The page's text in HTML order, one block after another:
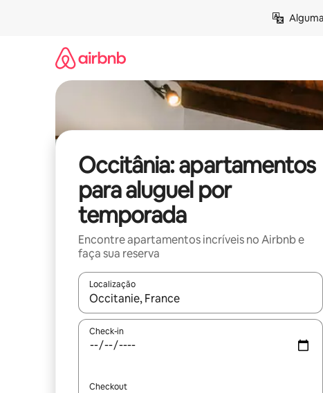
Occitânia: apartamentos
para aluguel por
temporada
Encontre apartamentos incríveis no Airbnb e
faça sua reserva
Localização
Quando os resultados estiverem disponíveis,
Check-in
Checkout